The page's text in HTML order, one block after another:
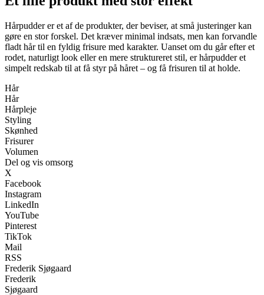
Hårpudder er et af de produkter, der beviser, at små justeringer kan
gøre en stor forskel. Det kræver minimal indsats, men kan forvandle
fladt hår til en fyldig frisure med karakter. Uanset om du går efter et
rodet, naturligt look eller en mere struktureret stil, er hårpudder et
simpelt redskab til at få styr på håret – og få frisuren til at holde.
Hår
Hår
Hårpleje
Styling
Skønhed
Frisurer
Volumen
Del og vis omsorg
X
Facebook
Instagram
LinkedIn
YouTube
Pinterest
TikTok
Mail
RSS
Frederik Sjøgaard
Frederik
Sjøgaard